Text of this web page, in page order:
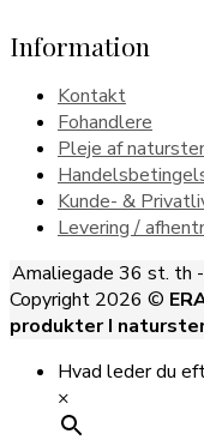
Information
Kontakt
Fohandlere
Pleje af
Kunde- &
Levering /
Amaliegade 36 st. th
Copyright 2026 ©
produkter I
Hvad leder du
×